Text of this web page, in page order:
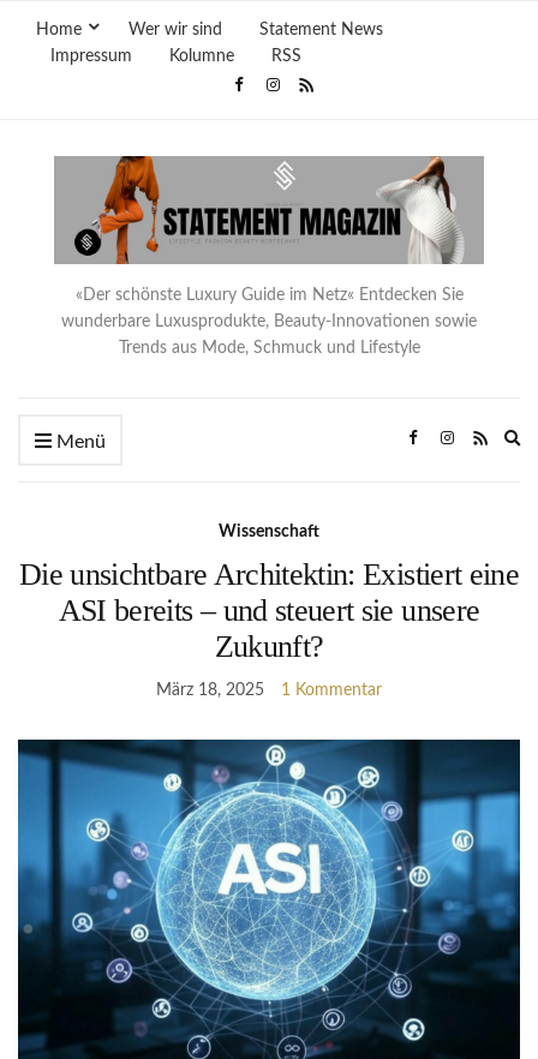
Home Wer wir sind
Statement News
Impressum
Kolumne RSS
«Der schönste Luxury Guide im Netz« Entdecken Sie
wunderbare Luxusprodukte, Beauty-Innovationen sowie
Trends aus Mode, Schmuck und Lifestyle
Menü
Wissenschaft
Die unsichtbare Architektin: Existiert eine
ASI bereits – und steuert sie unsere
Zukunft?
März 18, 2025 1 Kommentar